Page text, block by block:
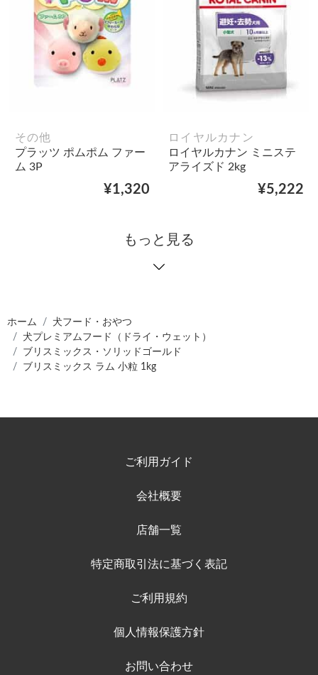
その他
プラッツ ポムポム ファー
ム 3P
¥1,320
ロイヤルカナン
ロイヤルカナン ミニステ
アライズド 2kg
¥5,222
もっと見る
ホーム
犬フード・おやつ
犬プレミアムフード（ドライ・ウェット）
ブリスミックス・ソリッドゴールド
ブリスミックス ラム 小粒 1kg
ご利用ガイド
会社概要
店舗一覧
特定商取引法に基づく表記
ご利用規約
個人情報保護方針
お問い合わせ